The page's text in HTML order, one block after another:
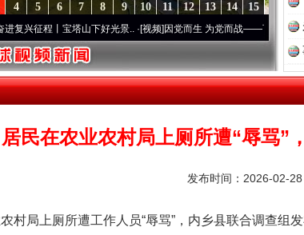
15
14
13
12
11
10
9
8
7
6
5
4
宝塔山下好光景..·[视频]因党而生 为党而战——百年“纪”事⑧加强纪
居民在农业农村局上厕所遭“辱骂”
发布时间：2026-02-28
局上厕所遭工作人员“辱骂”，内乡县联合调查组